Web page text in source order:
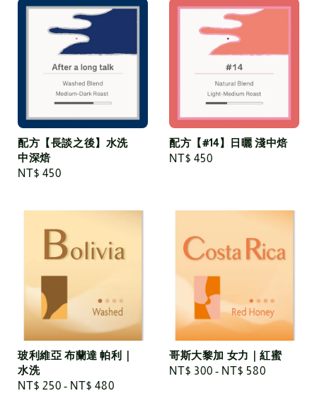
配方【長談之後】水洗
中深焙
Regular
NT$ 450
配方【#14】日曬 淺中焙
Regular
NT$ 450
玻利維亞 布蘭達 帕利｜
水洗
Regular
NT$ 250 - NT$ 480
哥斯大黎加 女力｜紅蜜
Regular
NT$ 300 - NT$ 580